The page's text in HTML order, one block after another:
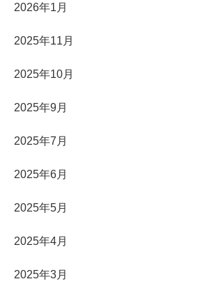
2026年1月
2025年11月
2025年10月
2025年9月
2025年7月
2025年6月
2025年5月
2025年4月
2025年3月